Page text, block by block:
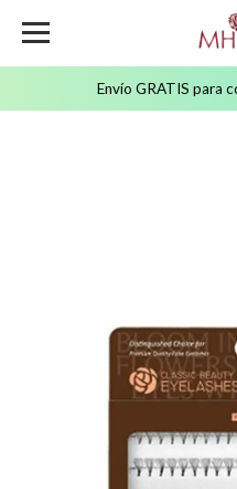
Envío GRATIS para